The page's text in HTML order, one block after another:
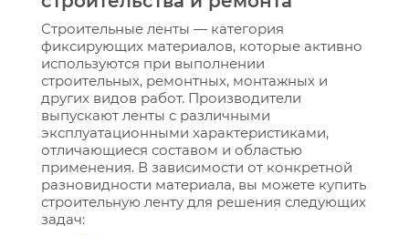
Строительные ленты — категория
фиксирующих материалов, которые активно
используются при выполнении
строительных, ремонтных, монтажных и
других видов работ. Производители
выпускают ленты с различными
эксплуатационными характеристиками,
отличающиеся составом и областью
применения. В зависимости от конкретной
разновидности материала, вы можете купить
строительную ленту для решения следующих
задач: